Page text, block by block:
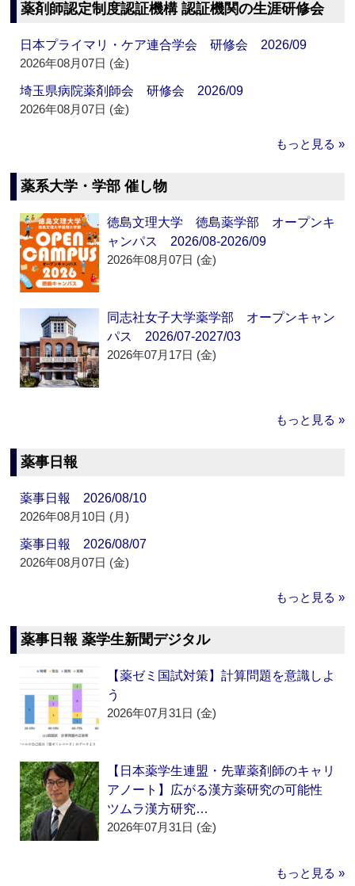
薬剤師認定制度認証機構 認証機関の生涯研修会
日本プライマリ・ケア連合学会 研修会 2026/09
2026年08月07日 (金)
埼玉県病院薬剤師会 研修会 2026/09
2026年08月07日 (金)
もっと見る »
薬系大学・学部 催し物
徳島文理大学 徳島薬学部 オープンキ
ャンパス 2026/08-2026/09
2026年08月07日 (金)
同志社女子大学薬学部 オープンキャン
パス 2026/07-2027/03
2026年07月17日 (金)
もっと見る »
薬事日報
薬事日報 2026/08/10
2026年08月10日 (月)
薬事日報 2026/08/07
2026年08月07日 (金)
もっと見る »
薬事日報 薬学生新聞デジタル
【薬ゼミ国試対策】計算問題を意識しよ
う
2026年07月31日 (金)
【日本薬学生連盟・先輩薬剤師のキャリ
アノート】広がる漢方薬研究の可能性
ツムラ漢方研究…
2026年07月31日 (金)
もっと見る »